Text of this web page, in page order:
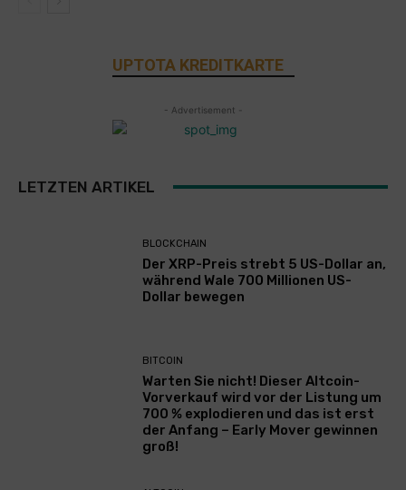
UPTOTA KREDITKARTE
- Advertisement -
LETZTEN ARTIKEL
BLOCKCHAIN
Der XRP-Preis strebt 5 US-Dollar an,
während Wale 700 Millionen US-
Dollar bewegen
BITCOIN
Warten Sie nicht! Dieser Altcoin-
Vorverkauf wird vor der Listung um
700 % explodieren und das ist erst
der Anfang – Early Mover gewinnen
groß!